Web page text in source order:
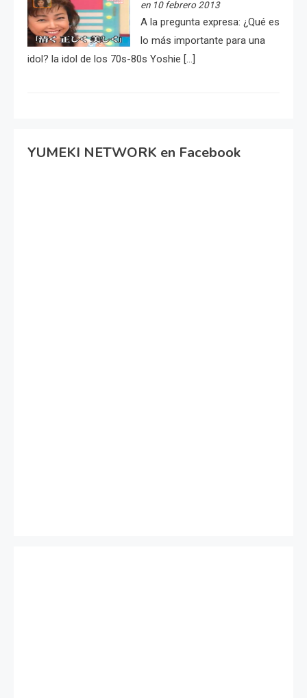
en 10 febrero 2013
A la pregunta expresa: ¿Qué es
lo más importante para una
idol? la idol de los 70s-80s Yoshie […]
YUMEKI NETWORK en Facebook